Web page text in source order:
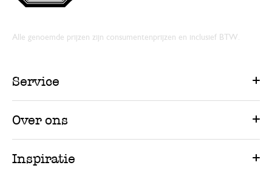
Alle genoemde prijzen zijn consumentenprijzen en inclusief BTW.
Service
Over ons
Inspiratie